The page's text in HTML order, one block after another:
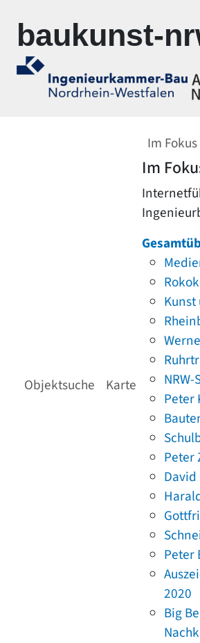
baukunst-
Objektsuche Karte
Im Fokus
Im
Kunst
Peter
Peter
Peter
2020
Big